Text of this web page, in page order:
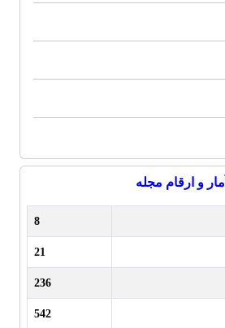
آمار و ارقام مجله
8
21
236
542